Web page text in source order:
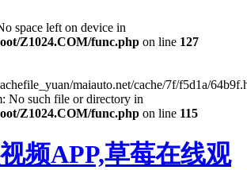
space left on device in
Z1024.COM/func.php on line 127
maiauto.net/cache/7f/f5d1a/
No such file or directory in
Z1024.COM/func.php on line 115
频APP,草莓在线观